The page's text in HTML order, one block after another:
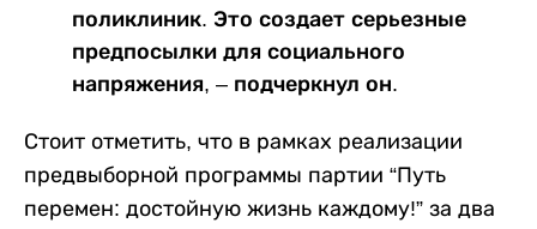
поликлиник. Это создает серьезные
предпосылки для социального
напряжения, – подчеркнул он.
Стоит отметить, что в рамках реализации
предвыборной программы партии “Путь
перемен: достойную жизнь каждому!” за два